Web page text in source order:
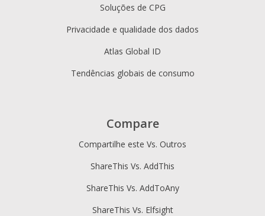
Soluções de CPG
Privacidade e qualidade dos dados
Atlas Global ID
Tendências globais de consumo
Compare
Compartilhe este Vs. Outros
ShareThis Vs. AddThis
ShareThis Vs. AddToAny
ShareThis Vs. Elfsight